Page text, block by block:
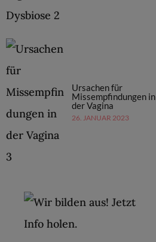
Ursachen für
Missempfindungen in
der Vagina
26. JANUAR 2023